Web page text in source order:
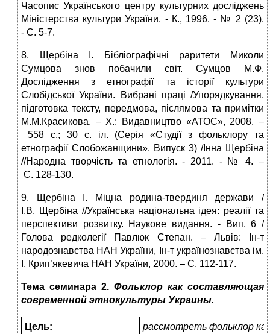
Часопис Українського центру культурних досліджень
Міністерства культури України. ‑ К., 1996. ‑ № 2 (23).
‑ С. 5‑7.
8. Щербіна І. Бібліографічні раритети Миколи
Сумцова знов побачили світ. Сумцов М.Ф.
Дослідження з етнографії та історії культури
Слобідської України. Вибрані праці /Упорядкування,
підготовка тексту, передмова, післямова та примітки
М.М.Красикова. – Х.: Видавництво «АТОС», 2008. –
558 с.; 30 с. іл. (Серія «Студії з фольклору та
етнографії Слобожанщини». Випуск 3) /Інна Щербіна
//Народна творчість та етнологія. ‑ 2011. ‑ № 4. –
С. 128‑130.
9. Щербіна І. Міцна родина-твердиня держави /
І.В. Щербіна //Українська національна ідея: реалії та
перспективи розвитку. Наукове видання. ‑ Вип. 6 /
Голова редколегії Павлюк Степан. – Львів: Ін-т
народознавства НАН України, Ін-т українознавства ім.
І. Крип’якевича НАН України, 2000. – С. 112‑117.
Тема семинара 2. Фольклор как составляющая
современной этнокультуры Украины.
Цель:
рассмотреть фольклор